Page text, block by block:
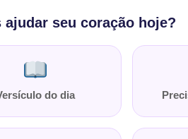
ajudar seu coração hoje?
do dia